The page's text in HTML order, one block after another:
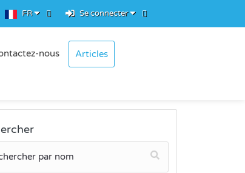
FR Se connecter
nous Articles